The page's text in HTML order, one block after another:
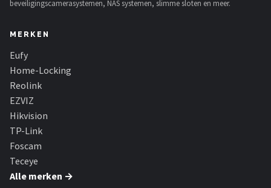
beveiligingscamerasystemen, NAS systemen, slimme sloten en meer.
MERKEN
Eufy
Home-Locking
Reolink
EZVIZ
Hikvision
TP-Link
Foscam
Teceye
Alle merken →